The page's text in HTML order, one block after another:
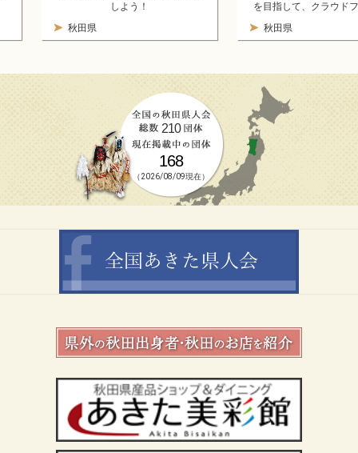
秋田県
しよう！
秋田県
を目指して、クラウド
ング型ふるさと納税を
210
168
（2026/08/09現在）